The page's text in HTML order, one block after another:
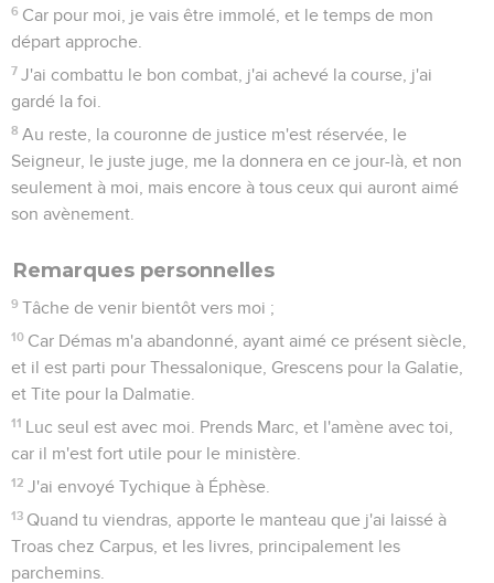
6 Car pour moi, je vais être immolé, et le temps de mon
départ approche.
7 J'ai combattu le bon combat, j'ai achevé la course, j'ai
gardé la foi.
8 Au reste, la couronne de justice m'est réservée, le
Seigneur, le juste juge, me la donnera en ce jour-là, et non
seulement à moi, mais encore à tous ceux qui auront aimé
son avènement.
Remarques personnelles
9 Tâche de venir bientôt vers moi ;
10 Car Démas m'a abandonné, ayant aimé ce présent siècle,
et il est parti pour Thessalonique, Grescens pour la Galatie,
et Tite pour la Dalmatie.
11 Luc seul est avec moi. Prends Marc, et l'amène avec toi,
car il m'est fort utile pour le ministère.
12 J'ai envoyé Tychique à Éphèse.
13 Quand tu viendras, apporte le manteau que j'ai laissé à
Troas chez Carpus, et les livres, principalement les
parchemins.